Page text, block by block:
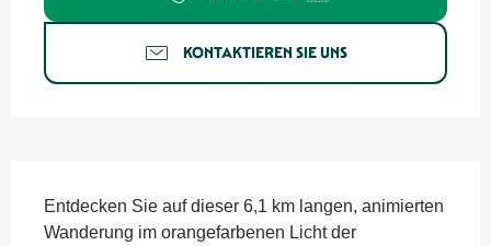
KONTAKTIEREN SIE UNS
Entdecken Sie auf dieser 6,1 km langen, animierten
Wanderung im orangefarbenen Licht der